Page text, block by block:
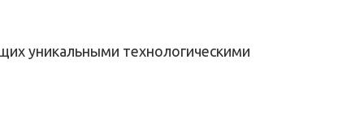
уникальными технологическими